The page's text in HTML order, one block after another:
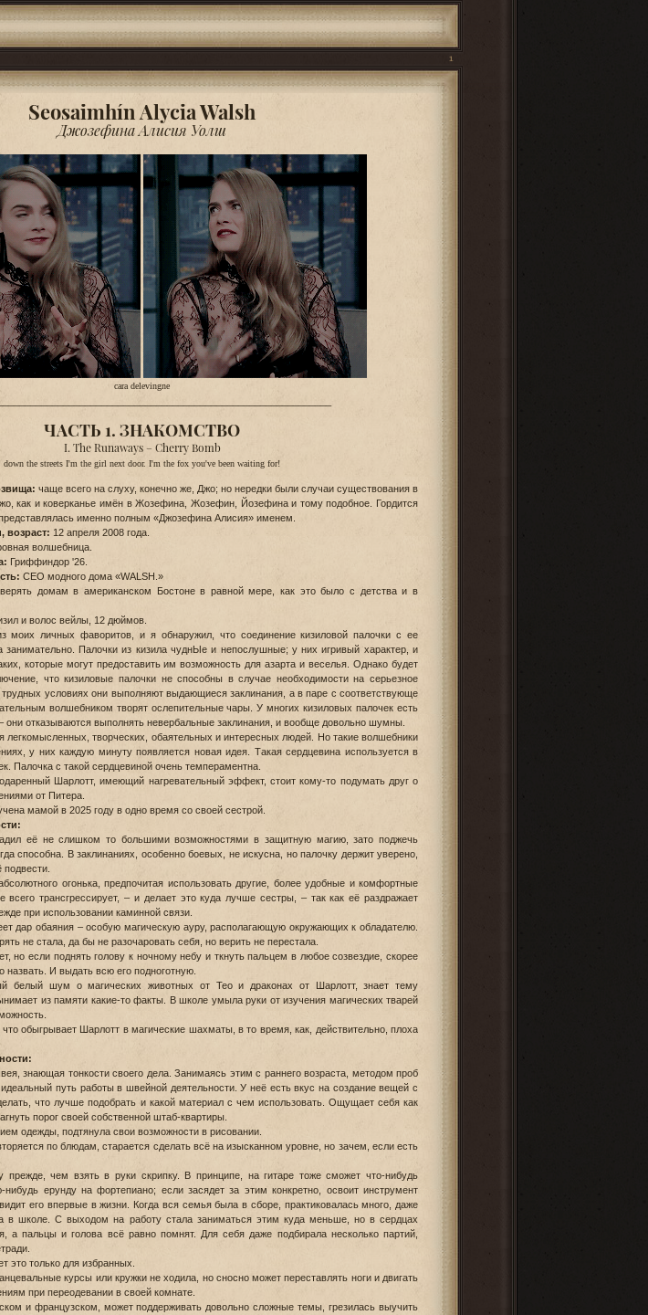
1
Seosaimhín Alycia Walsh
Джозефина Алисия Уолш
cara delevingne
ЧАСТЬ 1. ЗНАКОМСТВО
I. The Runaways – Cherry Bomb
down the streets I'm the girl next door. I'm the fox you've been waiting for!
чаще всего на слуху, конечно же, Джо; но нередки были случаи существования в
как и коверканье имён в Жозефина, Жозефин, Йозефина и тому подобное. Гордится
именно полным «Джозефина Алисия» именем.
возраст: 12 апреля 2008 года.
волшебница.
Гриффиндор '26.
CEO модного дома «WALSH.»
домам в американском Бостоне в равной мере, как это было с детства и в
и волос вейлы, 12 дюймов.
моих личных фаворитов, и я обнаружил, что соединение кизиловой палочки с ее
занимательно. Палочки из кизила чуднЫе и непослушные; у них игривый характер, и
которые могут предоставить им возможность для азарта и веселья. Однако будет
что кизиловые палочки не способны в случае необходимости на серьезное
трудных условиях они выполняют выдающиеся заклинания, а в паре с соответствующе
волшебником творят ослепительные чары. У многих кизиловых палочек есть
они отказываются выполнять невербальные заклинания, и вообще довольно шумны.
творческих, обаятельных и интересных людей. Но такие волшебники
у них каждую минуту появляется новая идея. Такая сердцевина используется в
Палочка с такой сердцевиной очень темпераментна.
Шарлотт, имеющий нагревательный эффект, стоит кому-то подумать друг о
от Питера.
мамой в 2025 году в одно время со своей сестрой.
её не слишком то большими возможностями в защитную магию, зато поджечь
способна. В заклинаниях, особенно боевых, не искусна, но палочку держит уверено,
огонька, предпочитая использовать другие, более удобные и комфортные
трансгрессирует, – и делает это куда лучше сестры, – так как её раздражает
при использовании каминной связи.
дар обаяния – особую магическую ауру, располагающую окружающих к обладателю.
не стала, да бы не разочаровать себя, но верить не перестала.
но если поднять голову к ночному небу и ткнуть пальцем в любое созвездие, скорее
назвать. И выдать всю его подноготную.
белый шум о магических животных от Тео и драконах от Шарлотт, знает тему
из памяти какие-то факты. В школе умыла руки от изучения магических тварей
обыгрывает Шарлотт в магические шахматы, в то время, как, действительно, плоха
знающая тонкости своего дела. Занимаясь этим с раннего возраста, методом проб
путь работы в швейной деятельности. У неё есть вкус на создание вещей с
что лучше подобрать и какой материал с чем использовать. Ощущает себя как
порог своей собственной штаб-квартиры.
одежды, подтянула свои возможности в рисовании.
по блюдам, старается сделать всё на изысканном уровне, но зачем, если есть
чем взять в руки скрипку. В принципе, на гитаре тоже сможет что-нибудь
ерунду на фортепиано; если засядет за этим конкретно, освоит инструмент
его впервые в жизни. Когда вся семья была в сборе, практиковалась много, даже
в школе. С выходом на работу стала заниматься этим куда меньше, но в сердцах
а пальцы и голова всё равно помнят. Для себя даже подбирала несколько партий,
это только для избранных.
курсы или кружки не ходила, но сносно может переставлять ноги и двигать
при переодевании в своей комнате.
и французском, может поддерживать довольно сложные темы, грезилась выучить